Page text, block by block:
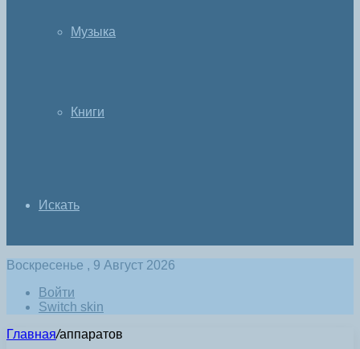
Музыка
Книги
Искать
Воскресенье , 9 Август 2026
Войти
Switch skin
Главная/аппаратов